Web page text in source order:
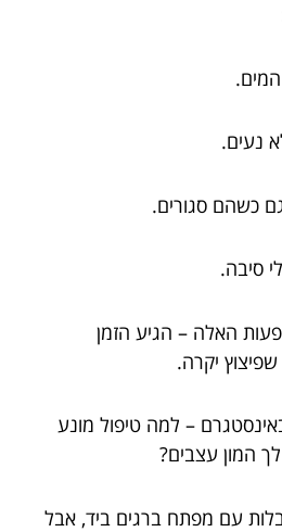
נעים.
כשהם סגורים.
סיבה.
האלה – הגיע הזמן
יקרה.
– למה טיפול מונע
המון עצבים?
עם מפתח ברגים ביד, אבל